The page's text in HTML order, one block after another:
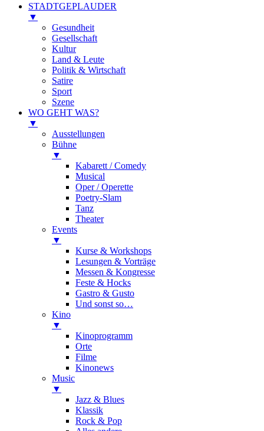
STADTGEPLAUDER
▼
Gesundheit
Gesellschaft
Kultur
Land & Leute
Politik & Wirtschaft
Satire
Sport
Szene
WO GEHT WAS?
▼
Ausstellungen
Bühne
▼
Kabarett / Comedy
Musical
Oper / Operette
Poetry-Slam
Tanz
Theater
Events
▼
Kurse & Workshops
Lesungen & Vorträge
Messen & Kongresse
Feste & Hocks
Gastro & Gusto
Und sonst so…
Kino
▼
Kinoprogramm
Orte
Filme
Kinonews
Music
▼
Jazz & Blues
Klassik
Rock & Pop